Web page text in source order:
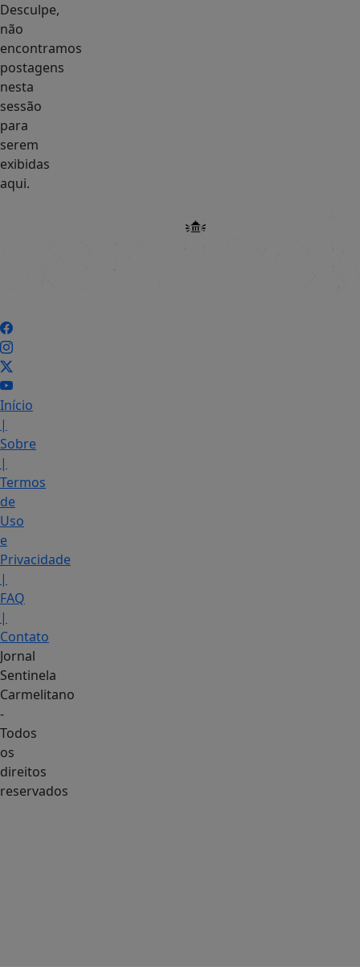
Desculpe,
não
encontramos
postagens
nesta
sessão
para
serem
exibidas
aqui.
Início
|
Sobre
|
Termos
de
Uso
e
Privacidade
|
FAQ
|
Contato
Jornal
Sentinela
Carmelitano
-
Todos
os
direitos
reservados